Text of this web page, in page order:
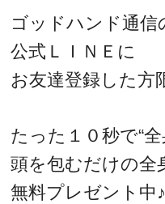
ゴッドハンド通信
公式ＬＩＮＥに
お友達登録した方
たった１０秒で“
頭を包むだけの全
無料プレゼント中♪